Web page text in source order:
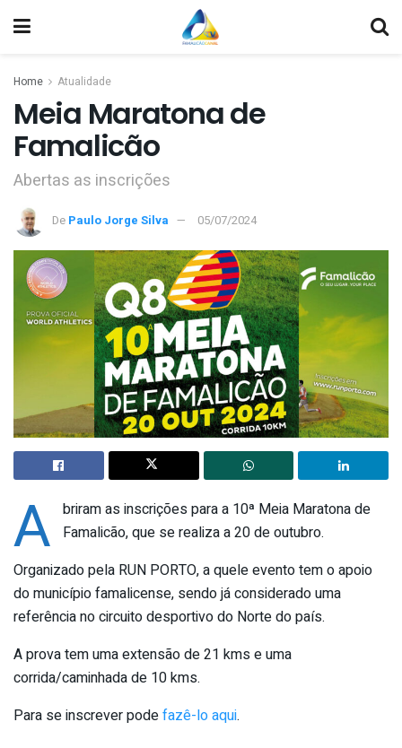
Home Atualidade
Meia Maratona de
Famalicão
Abertas as inscrições
De Paulo Jorge Silva 05/07/2024
A briram as inscrições para a 10ª Meia Maratona de
Famalicão, que se realiza a 20 de outubro.
Organizado pela RUN PORTO, a quele evento tem o apoio
do município famalicense, sendo já considerado uma
referência no circuito desportivo do Norte do país.
A prova tem uma extensão de 21 kms e uma
corrida/caminhada de 10 kms.
Para se inscrever podefazê-lo aqui.